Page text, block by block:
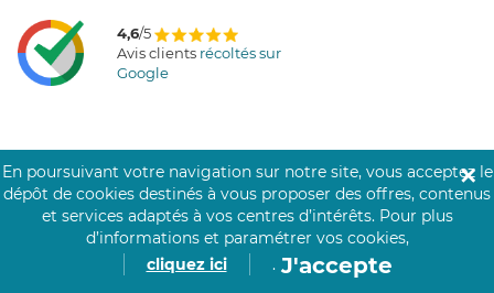
4,6/5
Avis clients récoltés sur
Google
COMMUNAUTÉ CLICK&CARE
En poursuivant votre navigation sur notre site, vous acceptez le
dépôt de cookies destinés à vous proposer des offres, contenus
et services adaptés à vos centres d’intérêts. Pour plus
d’informations et paramétrer vos cookies,
cliquez ici
. J'accepte
✕